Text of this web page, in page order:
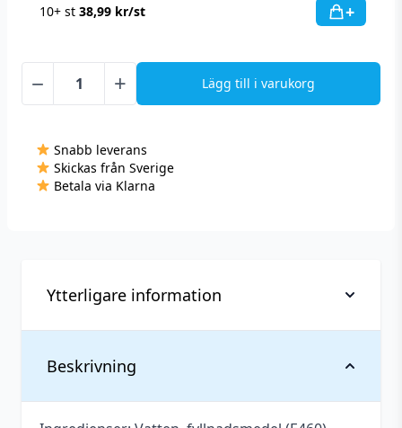
10+ st 38,99 kr/st +
−
VELO
Berry
-
+ Lägg till i varukorg
Snabb leverans
Skickas från Sverige
Betala via Klarna
Beskrivning
Ytterligare information
Vikt
Antal
1 st